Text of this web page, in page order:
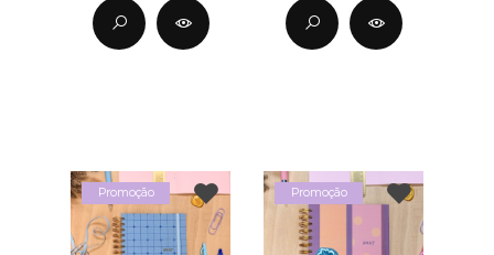
Promoção Promoção